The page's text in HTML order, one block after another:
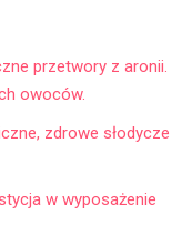
przetwory z aronii.
owoców.
zdrowe słodycze
w wyposażenie